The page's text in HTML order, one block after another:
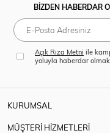
BİZDEN HABERDAR
Açık Rıza Metni ile
yoluyla haberdar
KURUMSAL
MÜŞTERİ HİZMETLERİ